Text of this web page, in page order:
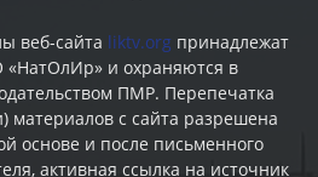
веб-сайта liktv.org принадлежат
и охраняются в
ПМР. Перепечатка
материалов c сайта разрешена
основе и после письменного
активная ссылка на источник